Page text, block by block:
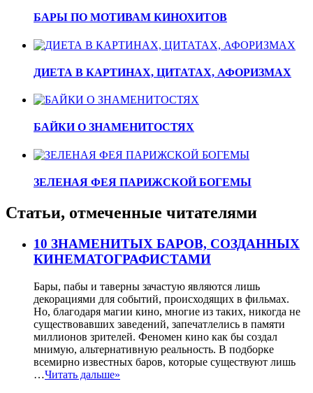
БАРЫ ПО МОТИВАМ КИНОХИТОВ
ДИЕТА В КАРТИНАХ, ЦИТАТАХ, АФОРИЗМАХ
БАЙКИ О ЗНАМЕНИТОСТЯХ
ЗЕЛЕНАЯ ФЕЯ ПАРИЖСКОЙ БОГЕМЫ
Статьи, отмеченные читателями
10 ЗНАМЕНИТЫХ БАРОВ, СОЗДАННЫХ
КИНЕМАТОГРАФИСТАМИ
Бары, пабы и таверны зачастую являются лишь
декорациями для событий, происходящих в фильмах.
Но, благодаря магии кино, многие из таких, никогда не
существовавших заведений, запечатлелись в памяти
миллионов зрителей. Феномен кино как бы создал
мнимую, альтернативную реальность. В подборке
всемирно известных баров, которые существуют лишь
…Читать дальше»